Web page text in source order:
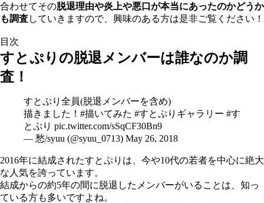
合わせてその脱退理由や炎上や悪口が本当にあったのかどうか
も調査していきますので、興味のある方は是非ご覧ください！
目次
すとぷりの脱退メンバーは誰なのか調
査！
すとぷり全員(脱退メンバーを含め)
描きました！ #描いてみた #すとぷりギャラリー #す
とぷり pic.twitter.com/sSqCF30Bn9
— 愁/syuu (@syuu_0713) May 26, 2018
2016年に結成されたすとぷりは、今や10代の若者を中心に絶大
な人気を誇っています。
結成からの約5年の間に脱退したメンバーがいることは、知っ
ている方も多いですよね。